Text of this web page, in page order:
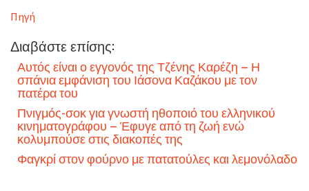
Πηγή
Διαβάστε επίσης:
Αυτός είναι ο εγγονός της Τζένης Καρέζη – Η
σπάνια εμφάνιση του Ιάσονα Καζάκου με τον
πατέρα του
Πνιγμός-σοκ για γνωστή ηθοποιό του ελληνικού
κινηματογράφου – Έφυγε από τη ζωή ενώ
κολυμπούσε στις διακοπές της
Φαγκρί στον φούρνο με πατατούλες και λεμονόλαδο